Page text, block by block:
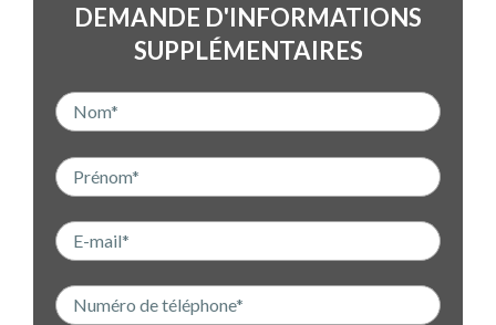
DEMANDE D'INFORMATIONS
SUPPLÉMENTAIRES